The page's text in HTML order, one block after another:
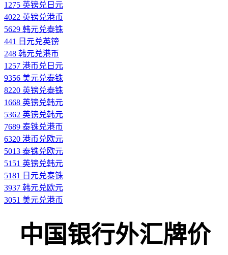
1275 英镑兑日元
4022 英镑兑港币
5629 韩元兑泰铢
441 日元兑英镑
248 韩元兑港币
1257 港币兑日元
9356 美元兑泰铢
8220 英镑兑泰铢
1668 英镑兑韩元
5362 英镑兑韩元
7689 泰铢兑港币
6320 港币兑欧元
5013 泰铢兑欧元
5151 英镑兑韩元
5181 日元兑泰铢
3937 韩元兑欧元
3051 美元兑港币
中国银行外汇牌价